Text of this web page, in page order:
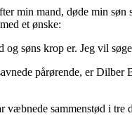
min mand, døde min
et ønske:
søns krop er. Jeg vil
pårørende, er
væbnede sammenstød i tre